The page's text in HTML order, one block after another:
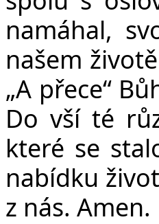
namáhal,
našem
„A přece“
Do vší té
které se
nabídku
z nás. Amen.